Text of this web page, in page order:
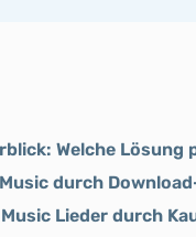
Welche Lösung
durch
Lieder durch